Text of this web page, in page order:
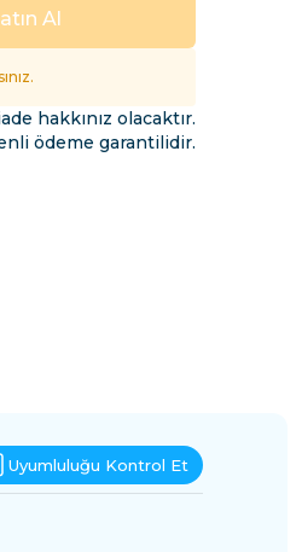
Al
hakkınız olacaktır.
ödeme garantilidir.
Uyumluluğu Kontrol Et